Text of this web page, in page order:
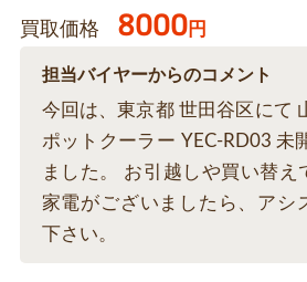
買取価格 8000円
担当バイヤーからのコメント
今回は、東京都 世田谷区にて
ポットクーラー YEC-RD03 未
ました。 お引越しや買い替え
家電がございましたら、アシ
下さい。